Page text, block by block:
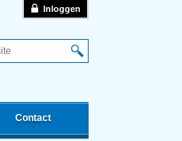
Inloggen
Q
Contact